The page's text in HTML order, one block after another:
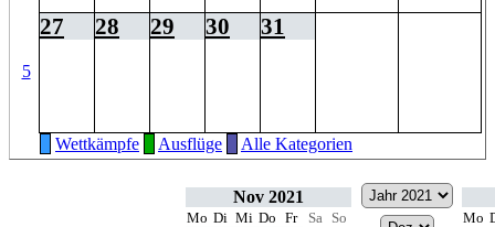
5
27 28 29 30 31
Wettkämpfe Ausflüge Alle Kategorien
Nov 2021
Mo Di Mi Do Fr Sa
So
Mo